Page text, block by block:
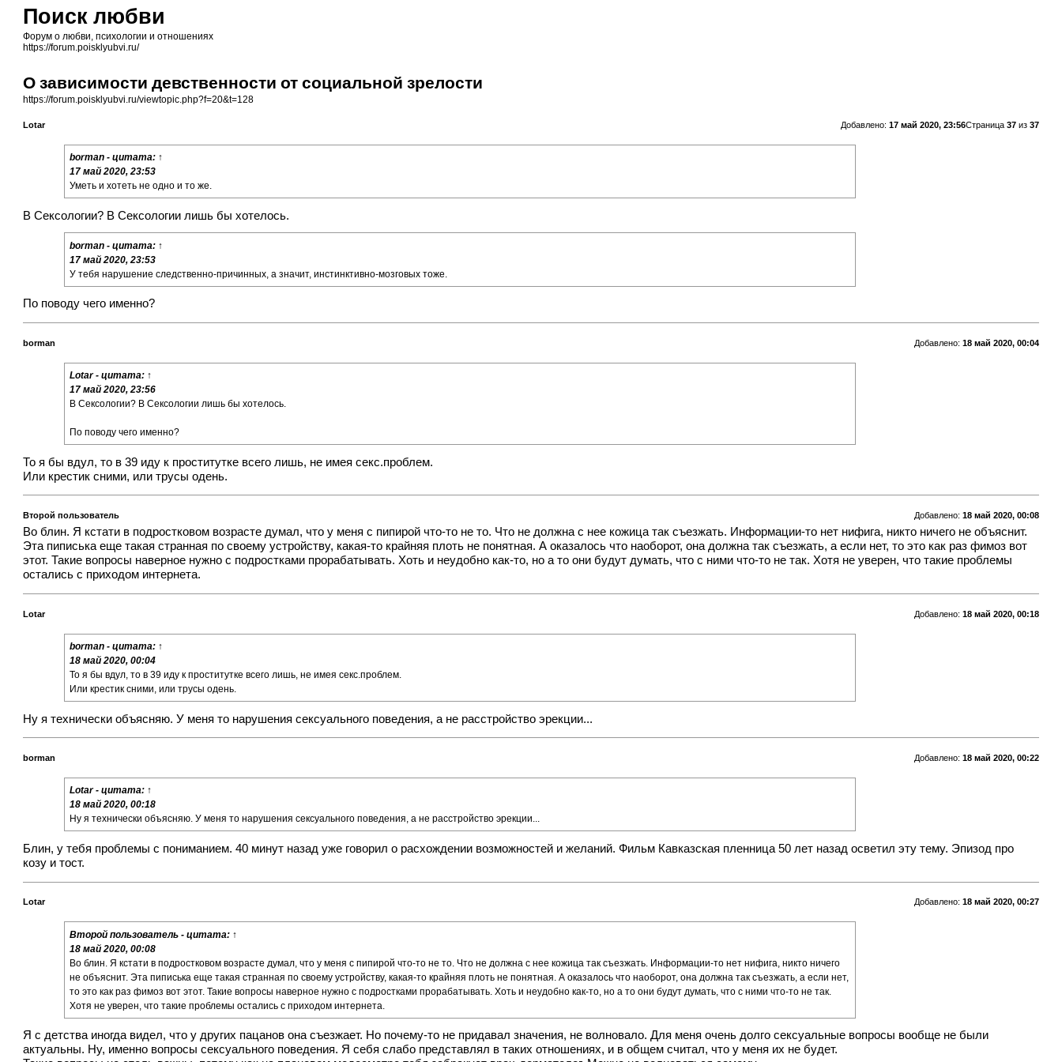
Поиск любви
Форум о любви, психологии и отношениях
https://forum.poisklyubvi.ru/
О зависимости девственности от социальной зрелости
https://forum.poisklyubvi.ru/viewtopic.php?f=20&t=128
Страница 37из 37
Добавлено: 17 май 2020, 23:56
Lotar
borman- цитата: ↑
17 май 2020, 23:53
Уметь и хотеть не одно и то же.
В Сексологии? В Сексологии лишь бы хотелось.
borman- цитата: ↑
17 май 2020, 23:53
У тебя нарушение следственно-причинных, а значит, инстинктивно-мозговых тоже.
По поводу чего именно?
Добавлено: 18 май 2020, 00:04
borman
Lotar- цитата: ↑
17 май 2020, 23:56
В Сексологии? В Сексологии лишь бы хотелось.
По поводу чего именно?
То я бы вдул, то в 39 иду к проститутке всего лишь, не имея секс.проблем.
Или крестик сними, или трусы одень.
Добавлено: 18 май 2020, 00:08
Второй пользователь
Во блин. Я кстати в подростковом возрасте думал, что у меня с пипирой что-то не то. Что не должна с нее кожица так съезжать. Информации-то нет нифига, никто ничего не объяснит.
Эта пиписька еще такая странная по своему устройству, какая-то крайняя плоть не понятная. А оказалось что наоборот, она должна так съезжать, а если нет, то это как раз фимоз вот
этот. Такие вопросы наверное нужно с подростками прорабатывать. Хоть и неудобно как-то, но а то они будут думать, что с ними что-то не так. Хотя не уверен, что такие проблемы
остались с приходом интернета.
Добавлено: 18 май 2020, 00:18
Lotar
borman- цитата: ↑
18 май 2020, 00:04
То я бы вдул, то в 39 иду к проститутке всего лишь, не имея секс.проблем.
Или крестик сними, или трусы одень.
Ну я технически объясняю. У меня то нарушения сексуального поведения, а не расстройство эрекции...
Добавлено: 18 май 2020, 00:22
borman
Lotar- цитата: ↑
18 май 2020, 00:18
Ну я технически объясняю. У меня то нарушения сексуального поведения, а не расстройство эрекции...
Блин, у тебя проблемы с пониманием. 40 минут назад уже говорил о расхождении возможностей и желаний. Фильм Кавказская пленница 50 лет назад осветил эту тему. Эпизод про
козу и тост.
Добавлено: 18 май 2020, 00:27
Lotar
Второй пользователь- цитата: ↑
18 май 2020, 00:08
Во блин. Я кстати в подростковом возрасте думал, что у меня с пипирой что-то не то. Что не должна с нее кожица так съезжать. Информации-то нет нифига, никто ничего
не объяснит. Эта пиписька еще такая странная по своему устройству, какая-то крайняя плоть не понятная. А оказалось что наоборот, она должна так съезжать, а если нет,
то это как раз фимоз вот этот. Такие вопросы наверное нужно с подростками прорабатывать. Хоть и неудобно как-то, но а то они будут думать, что с ними что-то не так.
Хотя не уверен, что такие проблемы остались с приходом интернета.
Я с детства иногда видел, что у других пацанов она съезжает. Но почему-то не придавал значения, не волновало. Для меня очень долго сексуальные вопросы вообще не были
актуальны. Ну, именно вопросы сексуального поведения. Я себя слабо представлял в таких отношениях, и в общем считал, что у меня их не будет.